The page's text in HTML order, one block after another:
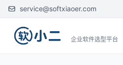
service@softxiaoer.com
企业软件选型平台